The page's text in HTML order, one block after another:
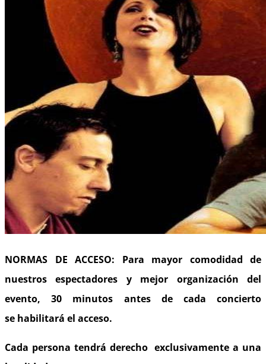
NORMAS DE ACCESO: Para mayor comodidad de
nuestros espectadores y mejor organización del
evento, 30 minutos antes de cada concierto
se habilitará el acceso.
Cada persona tendrá derecho exclusivamente a una